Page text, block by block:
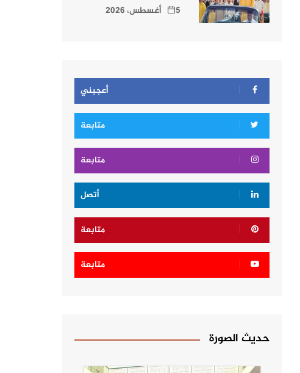
5 أغسطس، 2026
أعجبني
متابعة
متابعة
أتصل
متابعة
متابعة
حديث الصورة